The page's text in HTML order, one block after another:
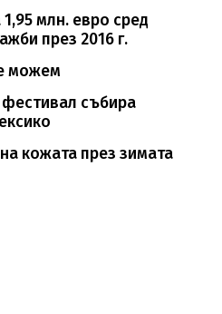
млн. евро сред
през 2016 г.
можем
събира
кожата през зимата